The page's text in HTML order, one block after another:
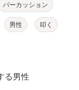
パーカッション
男性 叩く
る男性